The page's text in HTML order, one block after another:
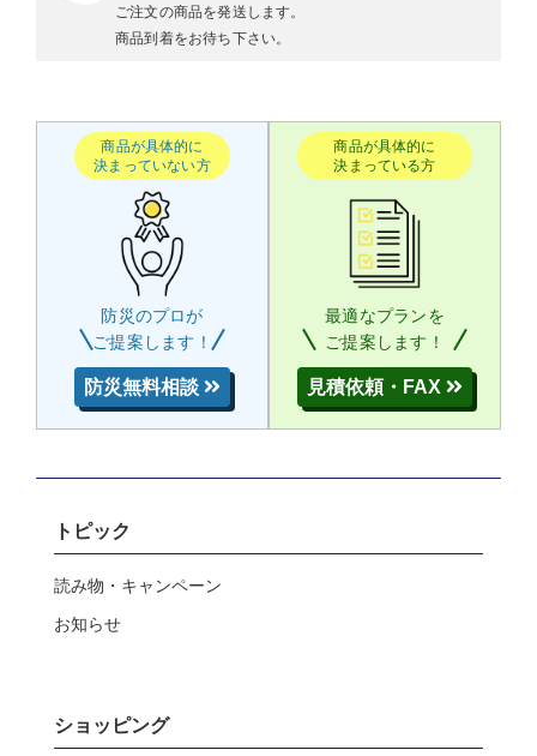
ご注文の商品を発送します。
商品到着をお待ち下さい。
商品が具体的に
決まっていない方
防災のプロが
ご提案します！
防災無料相談
商品が具体的に
決まっている方
最適なプランを
ご提案します！
見積依頼・FAX
トピック
読み物・キャンペーン
お知らせ
ショッピング